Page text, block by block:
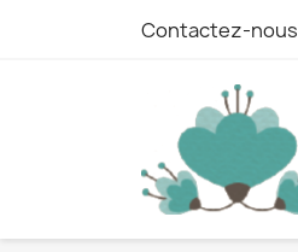
Contactez-nous